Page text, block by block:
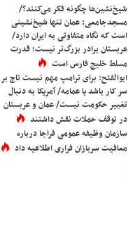
شیخ‌نشین‌ها چگونه فکر می‌کنند؟/
مسجدجامعی: عمان تنها شیخ‌نشینی
است که نگاه متفاوتی به ایران دارد/
عربستان برادر بزرگ‌تر نیست؛ قدرت
مسلط خلیج فارس است
ابوالفتح: برای ترامپ مهم نیست تاج بر
سر کار باشد یا عمامه/ آمریکا به دنبال
تغییر حکومت نیست/ عمان و عربستان
در توقف حملات نقش داشتند
سازمان وظیفه عمومی فراجا درباره
معافیت سربازان فراری اطلاعیه داد